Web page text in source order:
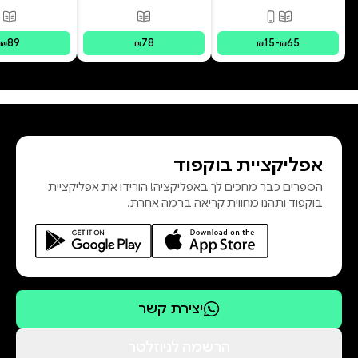
פורמטים זמינים
מודפס, דיגיטלי
₪15-₪65
פורמטים זמינים מודפס
₪78
₪89
אפליקציית בוקפוד
הספרים כבר מחכים לך באפליקציה! הורידו את אפליקציית
בוקפוד ותהנו מחווית קריאה ברמה אחרת.
יצירת קשר